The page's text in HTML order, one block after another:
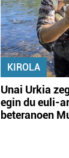
KIROLA
Unai Urkia
egin du euli-
beteranoen